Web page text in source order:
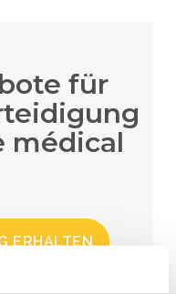
für
médical
ERHALTEN